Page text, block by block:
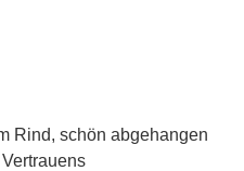
Rind, schön abgehangen